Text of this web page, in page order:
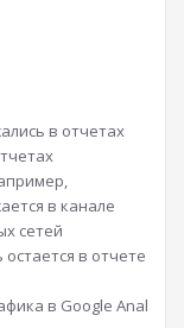
в отчетах
в канале
сетей
в отчете